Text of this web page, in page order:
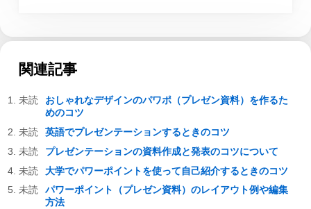
関連記事
おしゃれなデザインのパワポ（プレゼン資料）を作るた
めのコツ
英語でプレゼンテーションするときのコツ
プレゼンテーションの資料作成と発表のコツについて
大学でパワーポイントを使って自己紹介するときのコツ
パワーポイント（プレゼン資料）のレイアウト例や編集
方法